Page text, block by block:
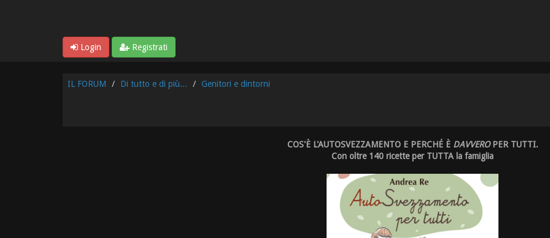
Login Registrati
IL FORUM Di tutto e di più... Genitori e dintorni
COS'È L'AUTOSVEZZAMENTO E PERCHÉ È DAVVEROPER TUTTI.
Con oltre 140 ricette per TUTTA la famiglia